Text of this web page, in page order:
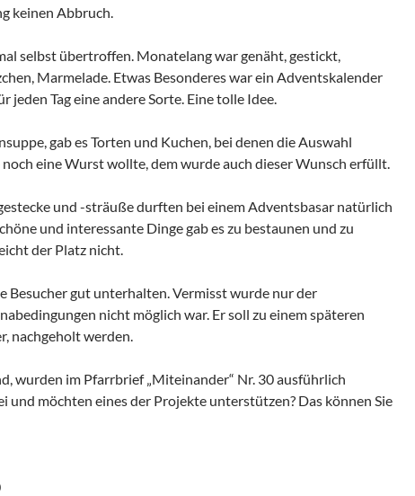
keinen Abbruch.
selbst übertroffen. Monatelang war genäht, gestickt,
Marmelade. Etwas Besonderes war ein Adventskalender
jeden Tag eine andere Sorte. Eine tolle Idee.
gab es Torten und Kuchen, bei denen die Auswahl
eine Wurst wollte, dem wurde auch dieser Wunsch erfüllt.
und -sträuße durften bei einem Adventsbasar natürlich
und interessante Dinge gab es zu bestaunen und zu
der Platz nicht.
Besucher gut unterhalten. Vermisst wurde nur der
nicht möglich war. Er soll zu einem späteren
nachgeholt werden.
wurden im Pfarrbrief „Miteinander“ Nr. 30 ausführlich
und möchten eines der Projekte unterstützen? Das können Sie